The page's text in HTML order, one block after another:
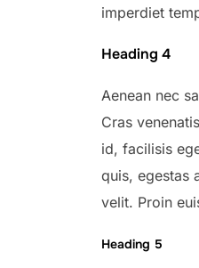
imperdiet
Heading 4
Aenean nec
Cras
id, facilisis
quis, egestas
velit. Proin
Heading 5